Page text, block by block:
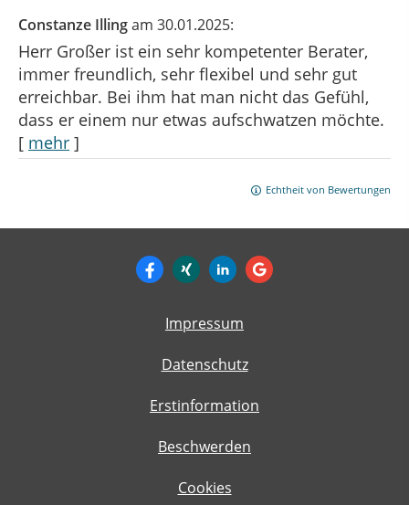
Constanze Illingam 30.01.2025:
Herr Großer ist ein sehr kompetenter Berater,
immer freundlich, sehr flexibel und sehr gut
erreichbar. Bei ihm hat man nicht das Gefühl,
dass er einem nur etwas aufschwatzen möchte.
[ mehr ]
Echtheit von Bewertungen
Impressum
Datenschutz
Erstinformation
Beschwerden
Cookies